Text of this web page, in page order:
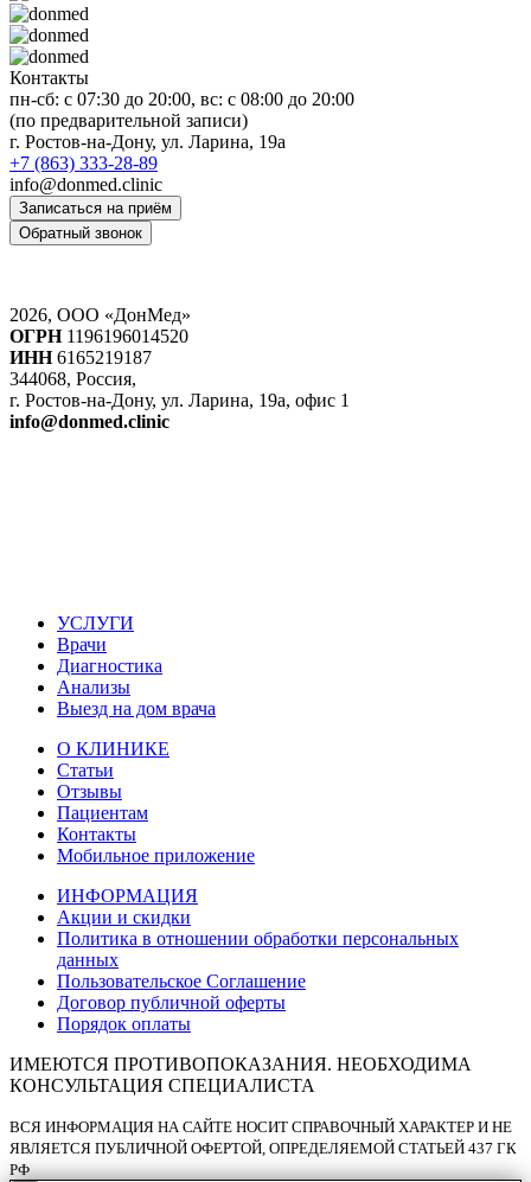
Контакты
пн-сб: c 07:30 до 20:00, вс: с 08:00 до 20:00
(по предварительной записи)
г. Ростов-на-Дону, ул. Ларина, 19а
+7 (863) 333-28-89
info@donmed.clinic
Записаться на приём
Обратный звонок
2026, ООО «ДонМед»
ОГРН1196196014520
ИНН6165219187
344068, Россия,
г. Ростов-на-Дону, ул. Ларина, 19а, офис 1
info@donmed.clinic
УСЛУГИ
Врачи
Диагностика
Анализы
Выезд на дом врача
О КЛИНИКЕ
Статьи
Отзывы
Пациентам
Контакты
Мобильное приложение
ИНФОРМАЦИЯ
Акции и скидки
Политика в отношении обработки персональных
данных
Пользовательское Соглашение
Договор публичной оферты
Порядок оплаты
ИМЕЮТСЯ ПРОТИВОПОКАЗАНИЯ. НЕОБХОДИМА
КОНСУЛЬТАЦИЯ СПЕЦИАЛИСТА
ВСЯ ИНФОРМАЦИЯ НА САЙТЕ НОСИТ СПРАВОЧНЫЙ ХАРАКТЕР И НЕ
ЯВЛЯЕТСЯ ПУБЛИЧНОЙ ОФЕРТОЙ, ОПРЕДЕЛЯЕМОЙ СТАТЬЕЙ 437 ГК
РФ